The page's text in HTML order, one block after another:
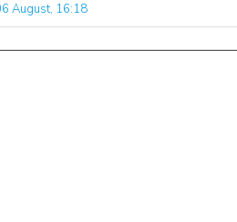
August, 16:18